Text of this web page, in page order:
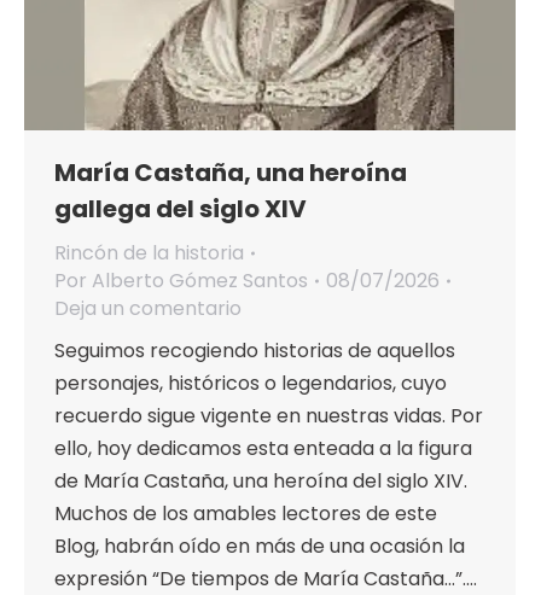
María Castaña, una heroína
gallega del siglo XIV
Rincón de la historia
Por Alberto Gómez Santos
08/07/2026
Deja un comentario
Seguimos recogiendo historias de aquellos
personajes, históricos o legendarios, cuyo
recuerdo sigue vigente en nuestras vidas. Por
ello, hoy dedicamos esta enteada a la figura
de María Castaña, una heroína del siglo XIV.
Muchos de los amables lectores de este
Blog, habrán oído en más de una ocasión la
expresión “De tiempos de María Castaña…”.…